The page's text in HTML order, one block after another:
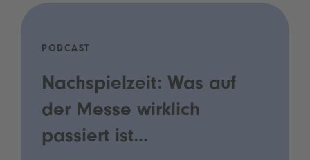
PODCAST
Nachspielzeit: Was auf
der Messe wirklich
passiert ist...